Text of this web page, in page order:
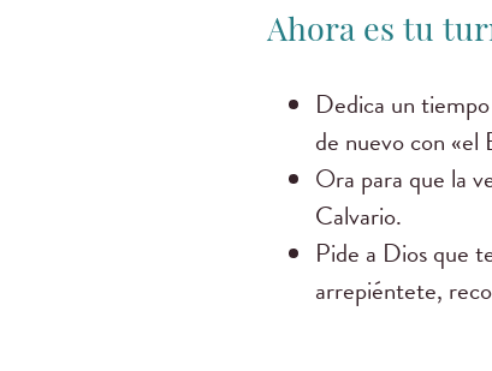
Ahora es tu
Dedica un
de nuevo con «el
Ora para que la
Calvario.
Pide a Dios que
arrepiéntete,